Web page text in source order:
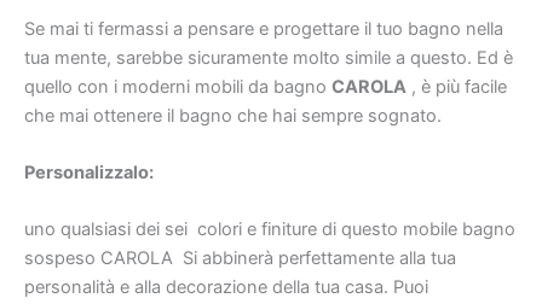
Se mai ti fermassi a pensare e progettare il tuo bagno nella
tua mente, sarebbe sicuramente molto simile a questo. Ed è
quello con i moderni mobili da bagno CAROLA , è più facile
che mai ottenere il bagno che hai sempre sognato.
Personalizzalo:
uno qualsiasi dei sei colori e finiture di questo mobile bagno
sospeso CAROLA Si abbinerà perfettamente alla tua
personalità e alla decorazione della tua casa. Puoi